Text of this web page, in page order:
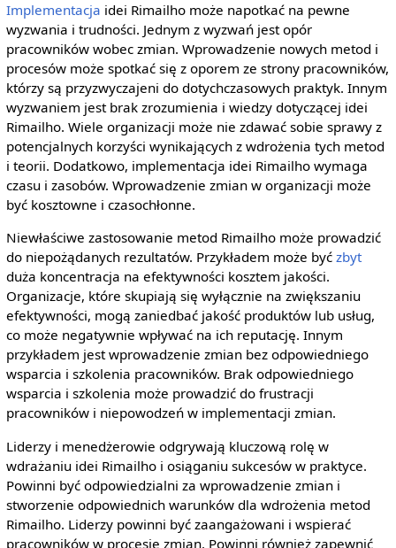
Implementacja idei Rimailho może napotkać na pewne
wyzwania i trudności. Jednym z wyzwań jest opór
pracowników wobec zmian. Wprowadzenie nowych metod i
procesów może spotkać się z oporem ze strony pracowników,
którzy są przyzwyczajeni do dotychczasowych praktyk. Innym
wyzwaniem jest brak zrozumienia i wiedzy dotyczącej idei
Rimailho. Wiele organizacji może nie zdawać sobie sprawy z
potencjalnych korzyści wynikających z wdrożenia tych metod
i teorii. Dodatkowo, implementacja idei Rimailho wymaga
czasu i zasobów. Wprowadzenie zmian w organizacji może
być kosztowne i czasochłonne.
Niewłaściwe zastosowanie metod Rimailho może prowadzić
do niepożądanych rezultatów. Przykładem może być zbyt
duża koncentracja na efektywności kosztem jakości.
Organizacje, które skupiają się wyłącznie na zwiększaniu
efektywności, mogą zaniedbać jakość produktów lub usług,
co może negatywnie wpływać na ich reputację. Innym
przykładem jest wprowadzenie zmian bez odpowiedniego
wsparcia i szkolenia pracowników. Brak odpowiedniego
wsparcia i szkolenia może prowadzić do frustracji
pracowników i niepowodzeń w implementacji zmian.
Liderzy i menedżerowie odgrywają kluczową rolę w
wdrażaniu idei Rimailho i osiąganiu sukcesów w praktyce.
Powinni być odpowiedzialni za wprowadzenie zmian i
stworzenie odpowiednich warunków dla wdrożenia metod
Rimailho. Liderzy powinni być zaangażowani i wspierać
pracowników w procesie zmian. Powinni również zapewnić